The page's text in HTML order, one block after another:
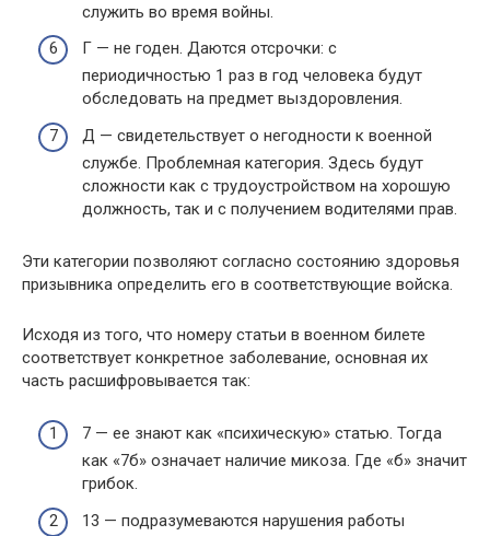
служить во время войны.
Г — не годен. Даются отсрочки: с
периодичностью 1 раз в год человека будут
обследовать на предмет выздоровления.
Д — свидетельствует о негодности к военной
службе. Проблемная категория. Здесь будут
сложности как с трудоустройством на хорошую
должность, так и с получением водителями прав.
Эти категории позволяют согласно состоянию здоровья
призывника определить его в соответствующие войска.
Исходя из того, что номеру статьи в военном билете
соответствует конкретное заболевание, основная их
часть расшифровывается так:
7 — ее знают как «психическую» статью. Тогда
как «7б» означает наличие микоза. Где «б» значит
грибок.
13 — подразумеваются нарушения работы